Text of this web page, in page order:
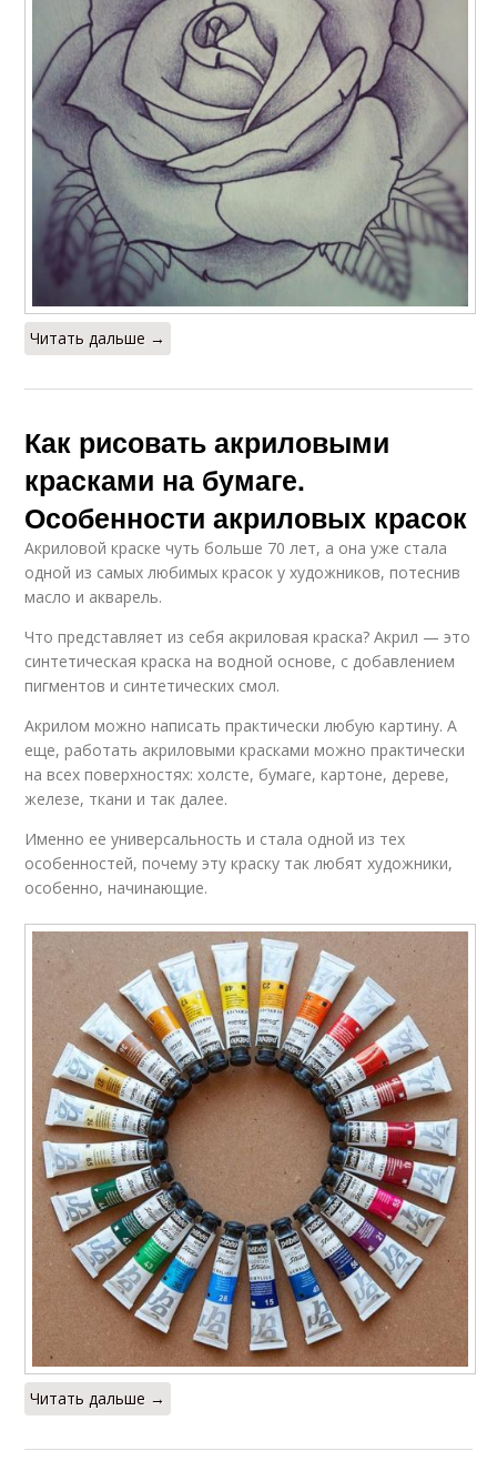
Читать дальше →
Как рисовать акриловыми
красками на бумаге.
Особенности акриловых красок
Акриловой краске чуть больше 70 лет, а она уже стала
одной из самых любимых красок у художников, потеснив
масло и акварель.
Что представляет из себя акриловая краска? Акрил — это
синтетическая краска на водной основе, с добавлением
пигментов и синтетических смол.
Акрилом можно написать практически любую картину. А
еще, работать акриловыми красками можно практически
на всех поверхностях: холсте, бумаге, картоне, дереве,
железе, ткани и так далее.
Именно ее универсальность и стала одной из тех
особенностей, почему эту краску так любят художники,
особенно, начинающие.
Читать дальше →